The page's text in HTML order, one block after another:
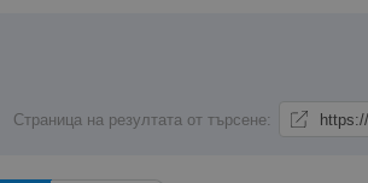
Страница на резултата от търсене: